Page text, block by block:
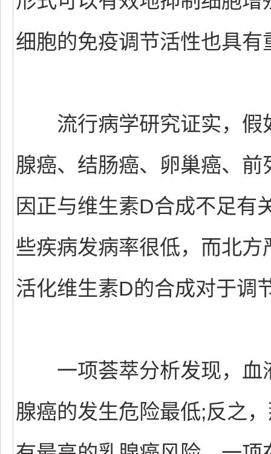
细胞的免疫调节活性也具
流行病学研究证实，假
腺癌、结肠癌、卵巢癌、
因正与维生素D合成不足有
些疾病发病率很低，而北
活化维生素D的合成对于调
一项荟萃分析发现，血
腺癌的发生危险最低;反之